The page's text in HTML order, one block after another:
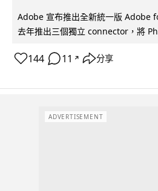
Adobe 宣布推出全新統一版 Adobe
去年推出三個獨立 connector，將
144 11 ↗ 分享
ADVERTISEMENT